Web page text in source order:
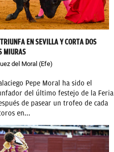
EN SEVILLA Y CORTA DOS
MIURAS
del Moral (Efe)
Pepe Moral ha sido el
del último festejo de la Feria
de pasear un trofeo de cada
en...